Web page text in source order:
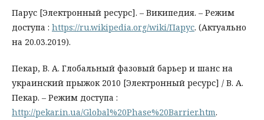
Парус [Электронный ресурс]. – Википедия. – Режим
доступа : https://ru.wikipedia.org/wiki/Парус. (Актуально
на 20.03.2019).
Пекар, В. А. Глобальный фазовый барьер и шанс на
украинский прыжок 2010 [Электронный ресурс] / В. А.
Пекар. – Режим доступа :
http://pekar.in.ua/Global%20Phase%20Barrier.htm.